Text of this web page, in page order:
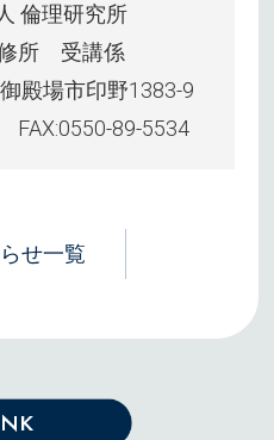
倫理研究所
所 受講係
殿場市印野1383-9
FAX:0550-89-5534
せ一覧